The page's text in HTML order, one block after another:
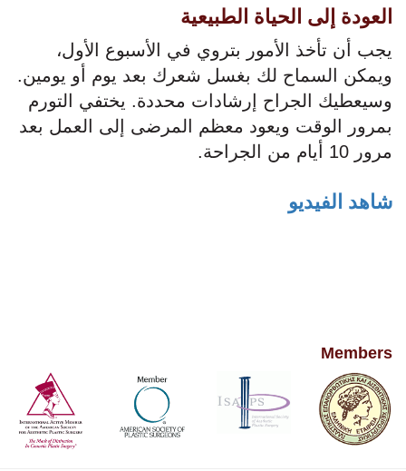
العودة إلى الحياة الطبيعية
يجب أن تأخذ الأمور بتروي في الأسبوع الأول،
ويمكن السماح لك بغسل شعرك بعد يوم أو يومين.
وسيعطيك الجراح إرشادات محددة. يختفي التورم
بمرور الوقت ويعود معظم المرضى إلى العمل بعد
مرور 10 أيام من الجراحة.
شاهد الفيديو
Members